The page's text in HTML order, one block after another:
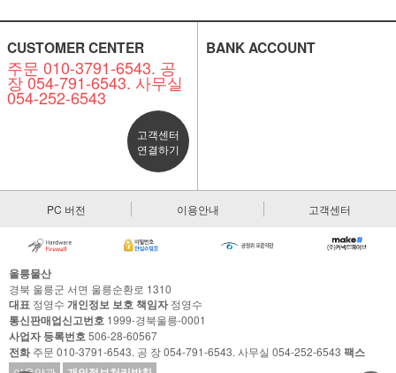
CUSTOMER CENTER
주문 010-3791-6543. 공
장 054-791-6543. 사무실
054-252-6543
고객센터
연결하기
BANK ACCOUNT
PC 버전 이용안내 고객센터
울릉물산
경북 울릉군 서면 울릉순환로 1310
대표 정영수 개인정보 보호 책임자정영수
통신판매업신고번호 1999-경북울릉-0001
사업자 등록번호506-28-60567
전화주문 010-3791-6543. 공 장 054-791-6543. 사무실 054-252-6543 팩스